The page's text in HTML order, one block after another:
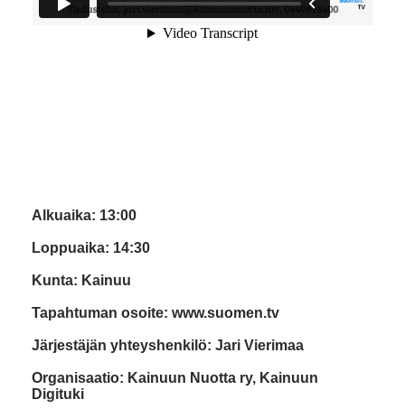
Alkuaika: 13:00
Loppuaika: 14:30
Kunta: Kainuu
Tapahtuman osoite: www.suomen.tv
Järjestäjän yhteyshenkilö: Jari Vierimaa
Organisaatio: Kainuun Nuotta ry, Kainuun
Digituki